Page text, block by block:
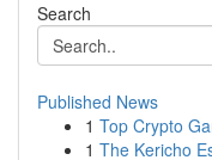
Search
Published News
1 Top Crypto
1 The Kericho